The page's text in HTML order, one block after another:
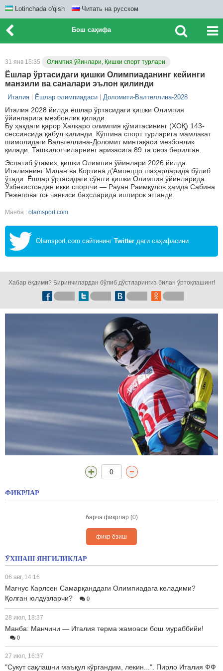
Lotinchada o'qish Читать на русском
Бош саҳифа
31 янв 15:35 Олимпия ўйинлари, Қишки спорт турлари
Ёшлар ўртасидаги қишки Олимпиаданинг кейинги
манзили ва саналари эълон қилинди
Италия Ёшлар олимпиадаси Доломити-Валтеллина-2028
Италия 2028 йилда ёшлар ўртасидаги қишки Олимпия
ўйинларига мезбонлик қилади.
Бу ҳақдаги қарор Халқаро олимпия қўмитасининг (ХОҚ) 143-
сессиясида қабул қилинди. Кўпгина спорт турларига мамлакат
шимолидаги Вальтеллина-Доломит минтақаси мезбонлик
қилади. Ташкилотчиларнинг аризасига 89 та овоз берилган.
Эслатиб ўтамиз, қишки Олимпия ўйинлари 2026 йилда
Италиянинг Милан ва Кортина д'Ампеццо шаҳарларида бўлиб
ўтади. Ёшлар ўртасидаги сўнгги қишки Олимпия ўйинларида
Ўзбекистондан икки спортчи — Рауан Раимқулов ҳамда Сабина
Режепова тоғ чанғиси баҳсларида иштирок этганди.
Манба : olamsport.com
Olamsport.com сайтининг Twitter даги саҳифасини
Хабар ёқдими? Биринчилардан бўлиб дўстларингиз билан ўртоқлашинг!
0
ФИКРЛАР
барча фикрлар (0)
фикр ёзиш
ЎХШАШ ЯНГИЛИКЛАР
06 авг, 14:16
Магнус Карлсен Самарқанддаги Олимпиадага келадими?
Қолган юлдузларчи?
0
28 июл, 18:37
Манба: Манчини — Италия терма жамоаси бош мураббийи!
0
27 июл, 16:37
"Сукут сақлашни маъқул кўргандим, лекин...". Пирло Италия ФФ